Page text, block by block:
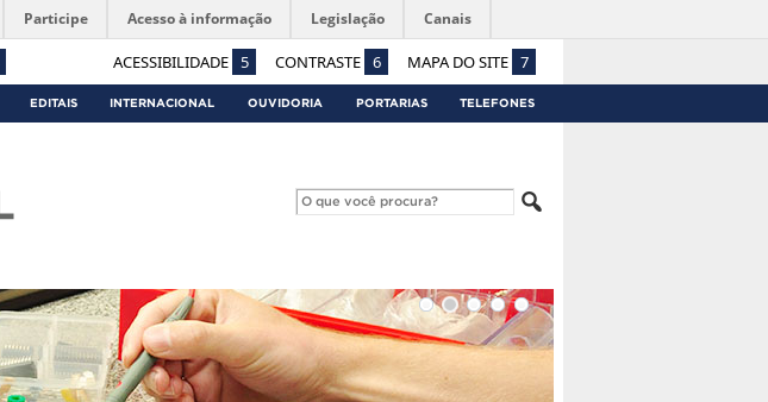
ACESSIBILIDADE 5 CONTRASTE 6 MAPA DO SITE 7
Participe Acesso à informação Legislação Canais
EDITAIS INTERNACIONAL OUVIDORIA PORTARIAS TELEFONES